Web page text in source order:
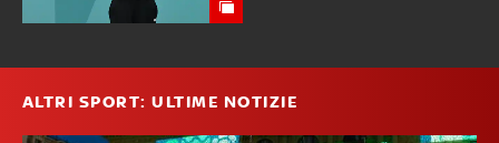
ALTRI SPORT: ULTIME NOTIZIE